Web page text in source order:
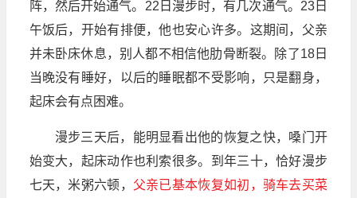
阵，然后开始通气。22日漫步时，有几次通气。23日
午饭后，开始有排便，他也安心许多。这期间，父亲
并未卧床休息，别人都不相信他肋骨断裂。除了18日
当晚没有睡好，以后的睡眠都不受影响，只是翻身，
起床会有点困难。
漫步三天后，能明显看出他的恢复之快，嗓门开
始变大，起床动作也利索很多。到年三十，恰好漫步
七天，米粥六顿， 父亲已基本恢复如初，骑车去买菜